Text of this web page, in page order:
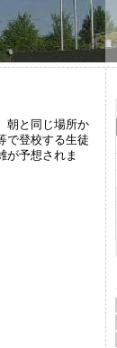
朝と同じ場所か
で登校する生徒
が予想されま